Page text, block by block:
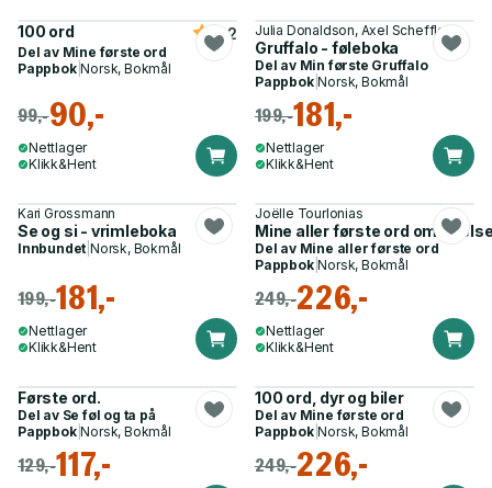
100 ord 4.2
Del av Mine første ord
Pappbok|Norsk, Bokmål
99,-90,-
Nettlager
Klikk&Hent
Julia Donaldson, Axel Scheffler
Gruffalo - føleboka
Del av Min første Gruffalo
Pappbok|Norsk, Bokmål
199,-181,-
Nettlager
Klikk&Hent
Kari Grossmann
Se og si - vrimleboka
Innbundet |Norsk, Bokmål
199,-181,-
Nettlager
Klikk&Hent
Joëlle Tourlonias
Mine aller første ord om
Del av Mine aller første ord
Pappbok|Norsk, Bokmål
249,-226,-
Nettlager
Klikk&Hent
Første ord.
Del av Se føl og ta på
Pappbok|Norsk, Bokmål
129,-117,-
100 ord, dyr og biler
Del av Mine første ord
Pappbok|Norsk, Bokmål
249,-226,-